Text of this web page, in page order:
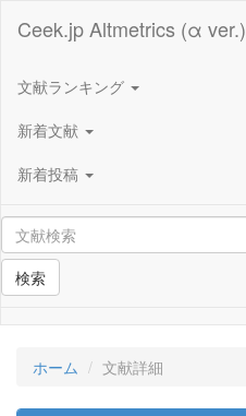
Ceek.jp Altmetrics (α ver.)
文献ランキング
新着文献
新着投稿
検索
ホーム 文献詳細